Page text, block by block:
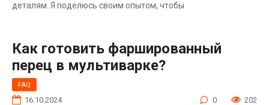
деталям. Я поделюсь своим опытом, чтобы
Как готовить фаршированный
перец в мультиварке?
FAQ
16.10.2024 0 202